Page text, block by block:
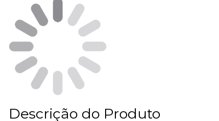
Descrição do Produto